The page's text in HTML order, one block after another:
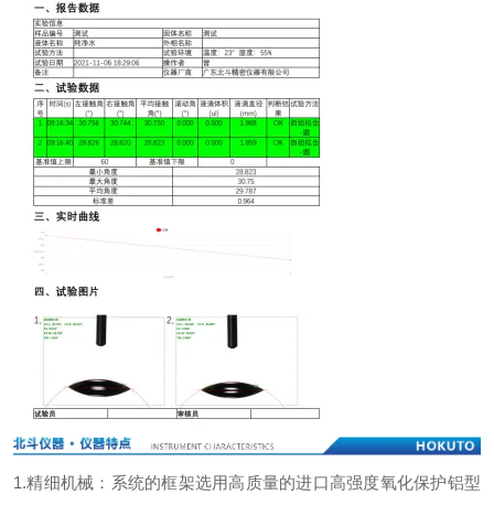
1.精细机械：系统的框架选用高质量的进口高强度氧化保护铝型